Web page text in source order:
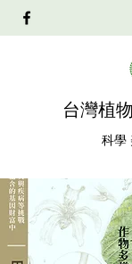
台灣植
科學